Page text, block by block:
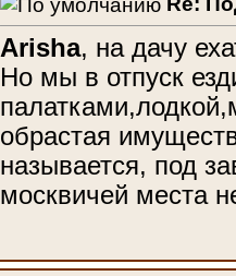
Arisha, на дачу
Но мы в отпуск
обрастая
называется, под
москвичей места